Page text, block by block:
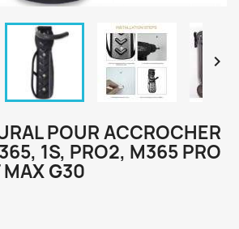

POUR ACCROCHER
1S, PRO2, M365 PRO
MAX G30